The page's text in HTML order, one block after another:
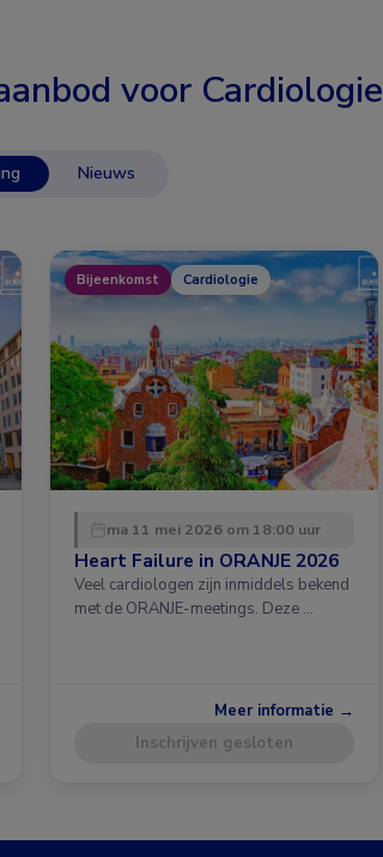
voor Cardiologie
Nieuws
Bijeenkomst Cardiologie
ma 11 mei 2026 om 18:00 uur
Heart Failure in ORANJE 2026
Veel cardiologen zijn inmiddels bekend
met de ORANJE-meetings. Deze …
Meer informatie →
Inschrijven gesloten